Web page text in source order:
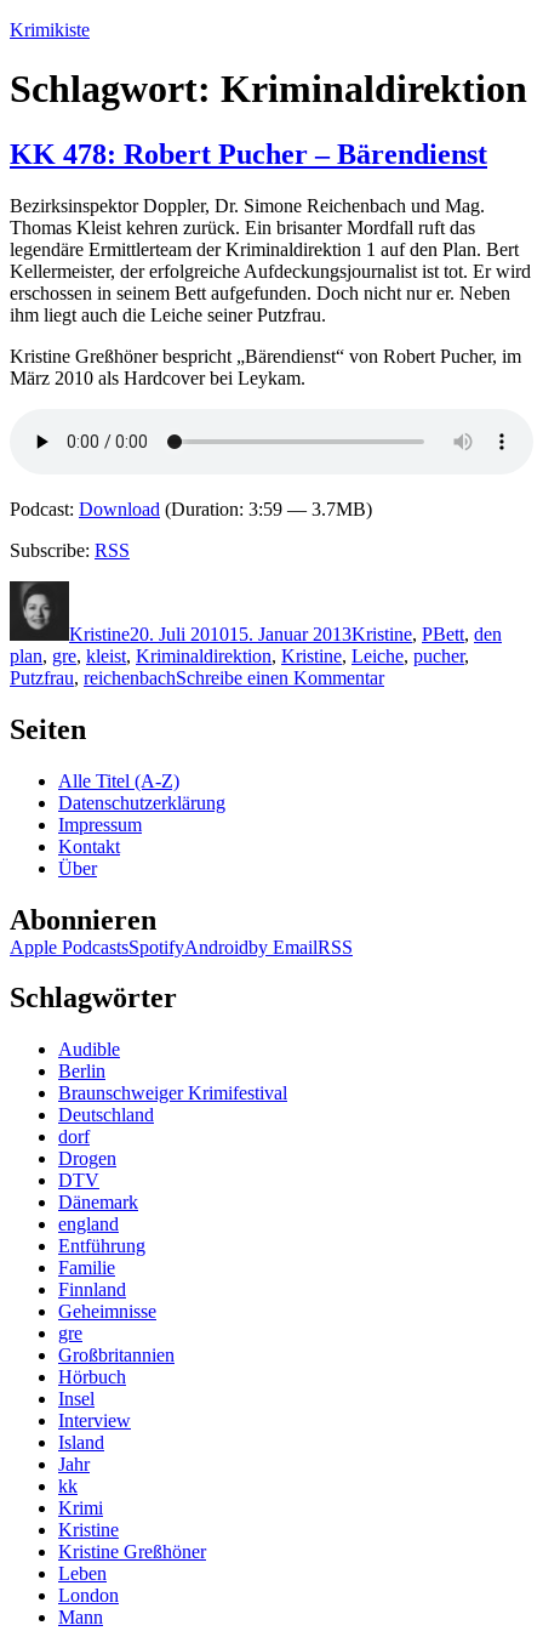
Zum
springen
Krimikiste
Schlagwort: Kriminaldirektion
KK 478: Robert Pucher – Bärendienst
Bezirksinspektor Doppler, Dr. Simone Reichenbach und Mag.
Thomas Kleist kehren zurück. Ein brisanter Mordfall ruft das
legendäre Ermittlerteam der Kriminaldirektion 1 auf den Plan. Bert
Kellermeister, der erfolgreiche Aufdeckungsjournalist ist tot. Er wird
erschossen in seinem Bett aufgefunden. Doch nicht nur er. Neben
ihm liegt auch die Leiche seiner Putzfrau.
Kristine Greßhöner bespricht „Bärendienst“ von Robert Pucher, im
März 2010 als Hardcover bei Leykam.
Podcast: Download (Duration: 3:59 — 3.7MB)
Subscribe: RSS
Kristine20. Juli 201015. Januar 2013Kristine, PBett, den
plan, gre, kleist, Kriminaldirektion, Kristine, Leiche, pucher,
Putzfrau, reichenbachSchreibe einen Kommentarzu
Seiten
Alle Titel (A-Z)
Datenschutzerklärung
Impressum
Kontakt
Über
Abonnieren
Apple PodcastsSpotifyAndroidby EmailRSS
Schlagwörter
Audible
Berlin
Braunschweiger Krimifestival
Deutschland
dorf
Drogen
DTV
Dänemark
england
Entführung
Familie
Finnland
Geheimnisse
gre
Großbritannien
Hörbuch
Insel
Interview
Island
Jahr
kk
Krimi
Kristine
Kristine Greßhöner
Leben
London
Mann